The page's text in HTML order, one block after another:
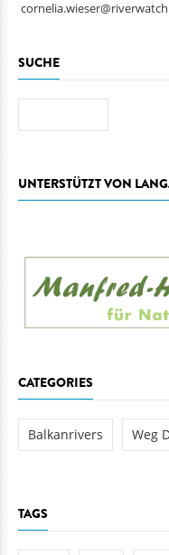
SUCHE
UNTERSTÜTZT VON
CATEGORIES
Balkanrivers Weg
TAGS